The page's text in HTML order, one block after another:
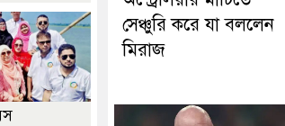
সেঞ্চুরি করে যা বললেন
মিরাজ